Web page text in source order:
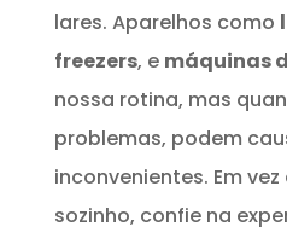
lares. Aparelhos como
freezers, e máquinas
nossa rotina, mas
problemas, podem
inconvenientes. Em
sozinho, confie na